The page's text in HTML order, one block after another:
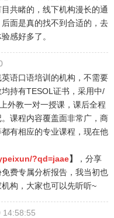
共睹的，线下机构漫长的通
面是真的找不到合适的，去
感好多了。
语口语培训的机构，不需要
持有TESOL证书，采用中/
外教一对一授课，课后全程
课程内容覆盖面非常广，商
有相应的专业课程，现在他
?qd=jaae】
，分享
费专属分析报告，我当初也
构，大家也可以先听听~
14:58:55